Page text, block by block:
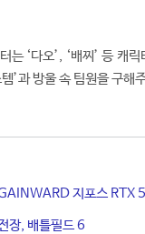
‘다오’, ‘배찌’ 등 캐
’과 방울 속 팀원을 구해
지포스 RTX
장, 배틀필드 6